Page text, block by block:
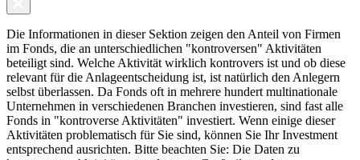
Die Informationen in dieser Sektion zeigen den Anteil von Firmen
im Fonds, die an unterschiedlichen "kontroversen" Aktivitäten
beteiligt sind. Welche Aktivität wirklich kontrovers ist und ob diese
relevant für die Anlageentscheidung ist, ist natürlich den Anlegern
selbst überlassen. Da Fonds oft in mehrere hundert multinationale
Unternehmen in verschiedenen Branchen investieren, sind fast alle
Fonds in "kontroverse Aktivitäten" investiert. Wenn einige dieser
Aktivitäten problematisch für Sie sind, können Sie Ihr Investment
entsprechend ausrichten. Bitte beachten Sie: Die Daten zu